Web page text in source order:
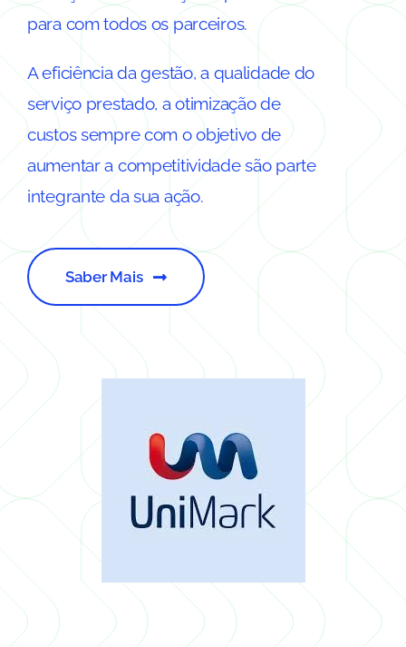
para com todos os parceiros.
A eficiência da gestão, a qualidade do
serviço prestado, a otimização de
custos sempre com o objetivo de
aumentar a competitividade são parte
integrante da sua ação.
Saber Mais